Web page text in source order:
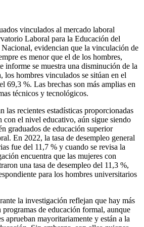
vinculados al mercado laboral
Laboral para la Educación del
evidencian que la vinculación de
es menor que el de los hombres,
informe se muestra una disminución de la
los hombres vinculados se sitúan en el
69,3 %. Las brechas son más amplias en
técnicos y tecnológicos.
las recientes estadísticas proporcionadas
el nivel educativo, aún sigue siendo
graduados de educación superior
En 2022, la tasa de desempleo general
fue del 11,7 % y cuando se revisa la
encuentra que las mujeres con
una tasa de desempleo del 11,3 %,
para los hombres universitarios
la investigación reflejan que hay más
de educación formal, aunque
aprueban mayoritariamente y están a la